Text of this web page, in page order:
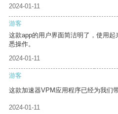
2024-01-11
游客
这款app的用户界面简洁明了，使用
悉操作。
2024-01-11
游客
这款加速器VPM应用程序已经为我们
2024-01-11